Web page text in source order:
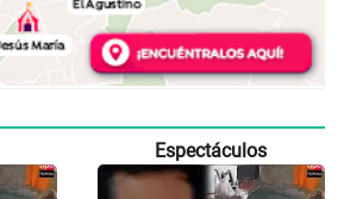
Espectáculos